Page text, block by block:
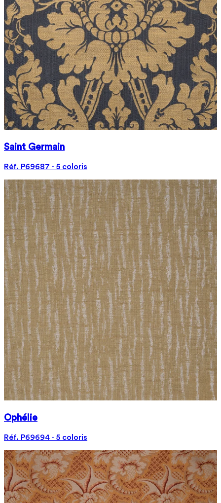
Saint Germain
Réf. P69687 · 5 coloris
Ophélie
Réf. P69694 · 5 coloris